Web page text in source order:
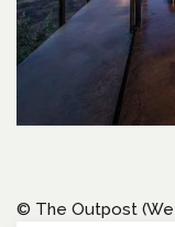
© The Outpost